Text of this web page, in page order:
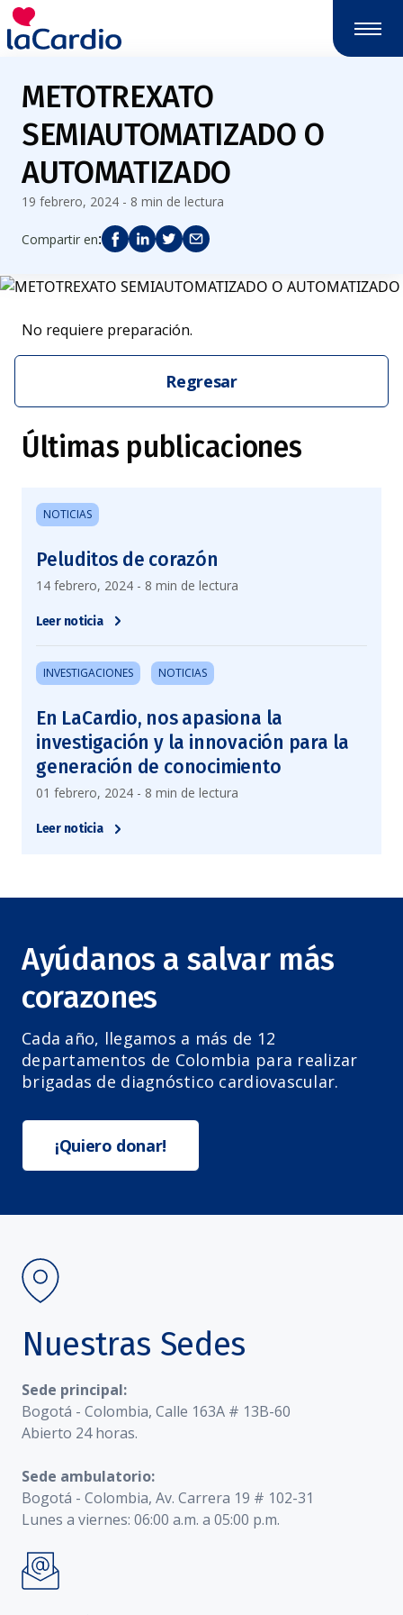
METOTREXATO
SEMIAUTOMATIZADO O
AUTOMATIZADO
19 febrero, 2024 - 8 min de lectura
Compartir en:
No requiere preparación.
Regresar
Últimas publicaciones
NOTICIAS
Peluditos de corazón
14 febrero, 2024 - 8 min de lectura
Leer noticia
INVESTIGACIONES NOTICIAS
En LaCardio, nos apasiona la
investigación y la innovación para la
generación de conocimiento
01 febrero, 2024 - 8 min de lectura
Leer noticia
Ayúdanos a salvar más
corazones
Cada año, llegamos a más de 12
departamentos de Colombia para realizar
brigadas de diagnóstico cardiovascular.
¡Quiero donar!
Nuestras Sedes
Sede principal:
Bogotá - Colombia, Calle 163A # 13B-60
Abierto 24 horas.
Sede ambulatorio:
Bogotá - Colombia, Av. Carrera 19 # 102-31
Lunes a viernes: 06:00 a.m. a 05:00 p.m.